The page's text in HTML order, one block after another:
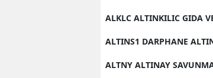
ALKLC ALTINKILIC GIDA
ALTINS1 DARPHANE
ALTNY ALTINAY